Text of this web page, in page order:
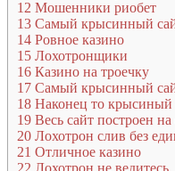
12 Мошенники риобет
13 Самый крысинный
14 Ровное казино
15 Лохотронщики
16 Казино на троечку
17 Самый крысинный
18 Наконец то крысиный
19 Весь сайт построен
20 Лохотрон слив без
21 Отличное казино
22 Лохотрон не ведитесь